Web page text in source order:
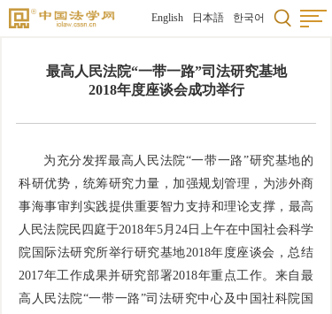
English 日本語 한국어
最高人民法院“一带一路”司法研究基地
2018年度座谈会成功举行
为充分发挥最高人民法院“一带一路”研究基地的
科研优势，统筹研究力量，加强规划管理，为涉外商
事海事审判实践提供重要智力支持和理论支撑，最高
人民法院民四庭于2018年5月24日上午在中国社会科学
院国际法研究所举行研究基地2018年度座谈会，总结
2017年工作成果并研究部署2018年重点工作。来自最
高人民法院“一带一路”司法研究中心及中国社科院国